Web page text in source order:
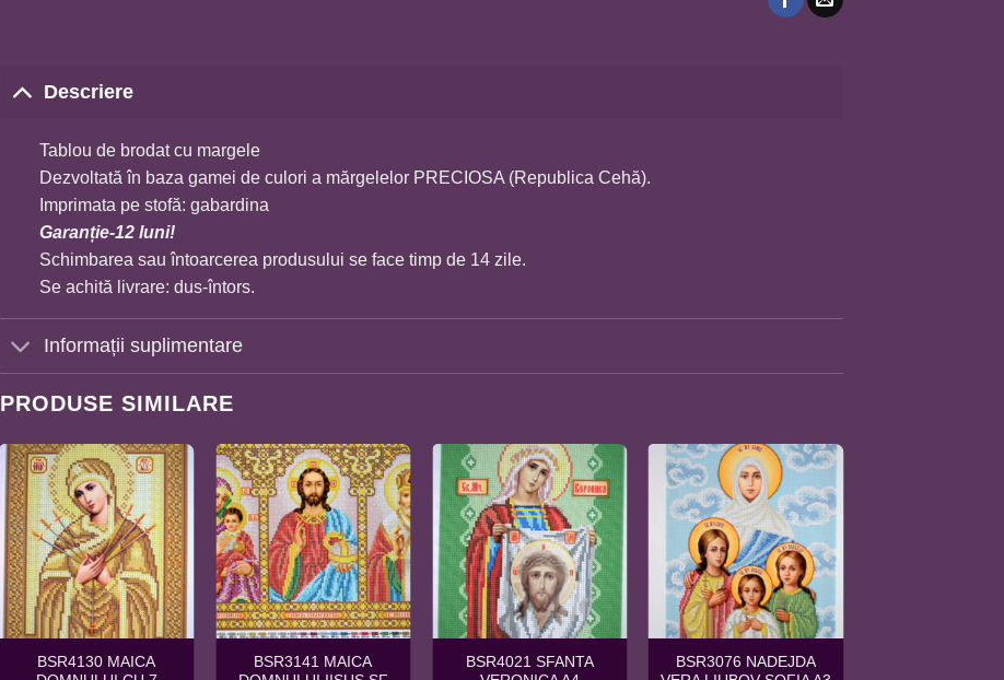
Descriere
Tablou de brodat cu margele
Dezvoltată în baza gamei de culori a mărgelelor PRECIOSA (Republica Cehă).
Imprimata pe stofă: gabardina
Garanție-12 luni!
Schimbarea sau întoarcerea produsului se face timp de 14 zile.
Se achită livrare: dus-întors.
Informații suplimentare
PRODUSE SIMILARE
BSR4130 MAICA
BSR3141 MAICA
BSR4021 SFANTA
BSR3076 NADEJDA